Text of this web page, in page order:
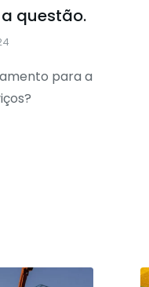
questão.
para a